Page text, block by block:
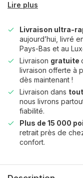
Lire plus
Livraison ultra-
aujourd’hui, livré
Pays-Bas et au
Livraison gratuite
livraison offerte à
dès maintenant !
Livraison dans
nous livrons
fiabilité.
Plus de 15 000
retrait près de
confort.